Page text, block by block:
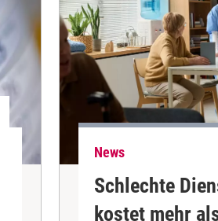
News
Schlechte
kostet mehr